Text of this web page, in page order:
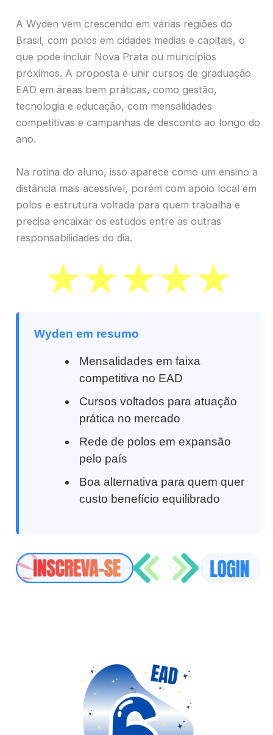
A Wyden vem crescendo em várias regiões do
Brasil, com polos em cidades médias e capitais, o
que pode incluir Nova Prata ou municípios
próximos. A proposta é unir cursos de graduação
EAD em áreas bem práticas, como gestão,
tecnologia e educação, com mensalidades
competitivas e campanhas de desconto ao longo do
ano.
Na rotina do aluno, isso aparece como um ensino a
distância mais acessível, porém com apoio local em
polos e estrutura voltada para quem trabalha e
precisa encaixar os estudos entre as outras
responsabilidades do dia.
Wyden em resumo
Mensalidades em faixa
competitiva no EAD
Cursos voltados para atuação
prática no mercado
Rede de polos em expansão
pelo país
Boa alternativa para quem quer
custo benefício equilibrado